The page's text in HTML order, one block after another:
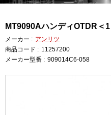
MT9090AハンディOTDR
メーカー : アンリツ
商品コード : 11257200
メーカー型番 : 909014C6-058